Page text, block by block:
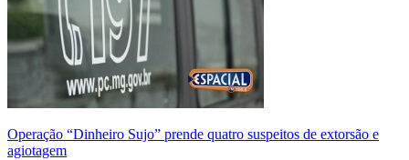
Operação “Dinheiro Sujo” prende quatro suspeitos de extorsão e
agiotagem